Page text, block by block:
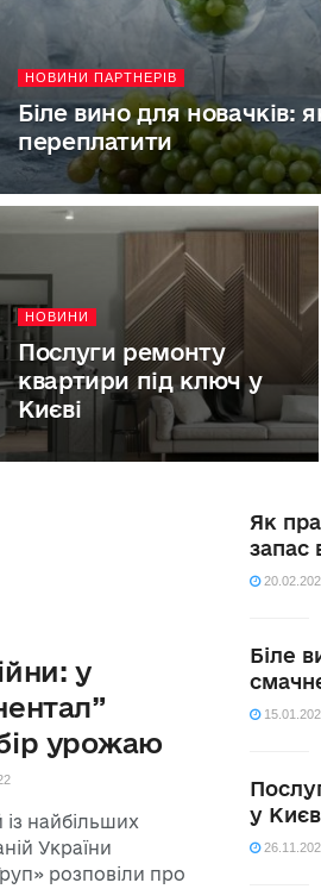
НОВИНИ ПАРТНЕРІВ
Біле вино для новачків:
переплатити
НОВИНИ
Послуги ремонту
квартири під ключ у
Києві
у
урожаю
найбільших
України
розповіли про
Як
запас
Біле
у